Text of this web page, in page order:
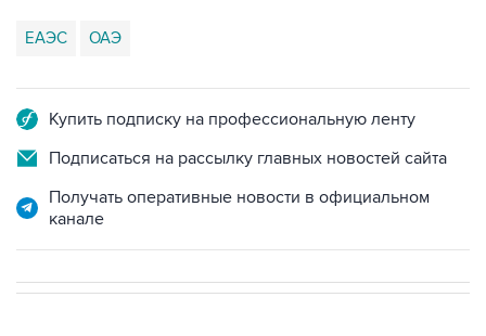
ЕАЭС ОАЭ
Купить подписку на профессиональную ленту
Подписаться на рассылку главных новостей сайта
Получать оперативные новости в официальном
канале